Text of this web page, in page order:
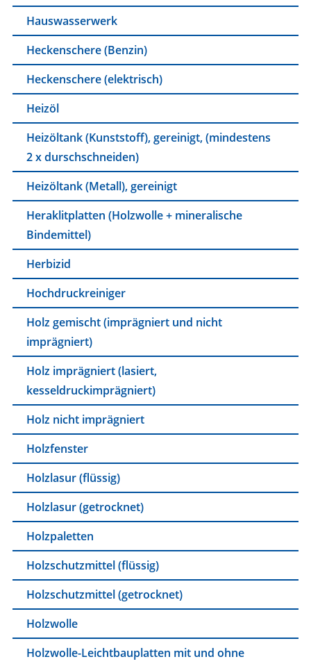
Hauswasserwerk
Heckenschere (Benzin)
Heckenschere (elektrisch)
Heizöl
Heizöltank (Kunststoff), gereinigt, (mindestens
2 x durschschneiden)
Heizöltank (Metall), gereinigt
Heraklitplatten (Holzwolle + mineralische
Bindemittel)
Herbizid
Hochdruckreiniger
Holz gemischt (imprägniert und nicht
imprägniert)
Holz imprägniert (lasiert,
kesseldruckimprägniert)
Holz nicht imprägniert
Holzfenster
Holzlasur (flüssig)
Holzlasur (getrocknet)
Holzpaletten
Holzschutzmittel (flüssig)
Holzschutzmittel (getrocknet)
Holzwolle
Holzwolle-Leichtbauplatten mit und ohne